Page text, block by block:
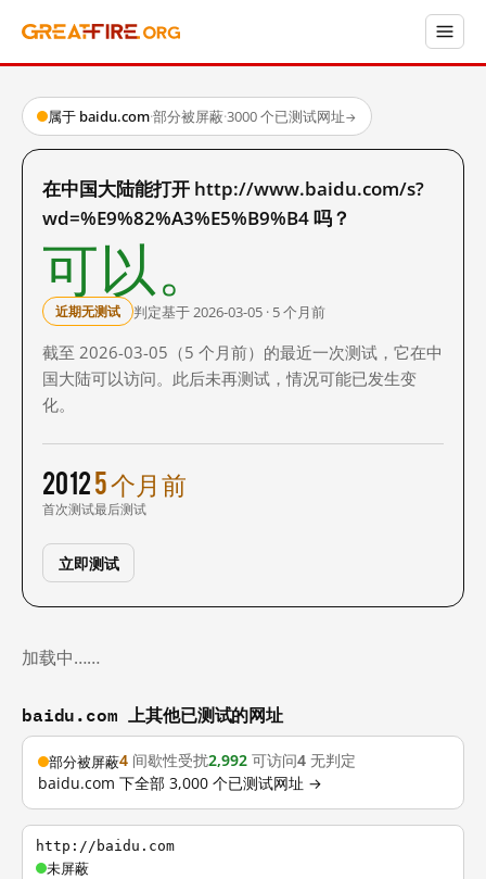
属于 baidu.com·部分被屏蔽·3000 个已测试网址→
在中国大陆能打开 http://www.baidu.com/s?
wd=%E9%82%A3%E5%B9%B4 吗？
可以。
近期无测试 判定基于 2026-03-05 · 5 个月前
截至 2026-03-05（5 个月前）的最近一次测试，它在中
国大陆可以访问。此后未再测试，情况可能已发生变
化。
2012
首次测试
5 个月前
最后测试
立即测试
加载中……
baidu.com 上其他已测试的网址
部分被屏蔽4 间歇性受扰2,992 可访问4 无判定
baidu.com 下全部 3,000 个已测试网址 →
http://baidu.com
未屏蔽